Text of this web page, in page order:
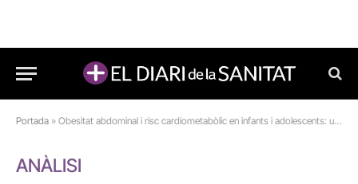
Portada » Obesitat abdominal i risc cardiometabòlic en infants i adolescents: un problema que s’agreuja
ANÀLISI